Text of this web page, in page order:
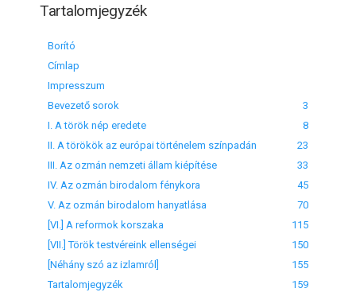
Tartalomjegyzék
Borító
Címlap
Impresszum
Bevezető sorok
3
I. A török nép eredete
8
II. A törökök az európai történelem színpadán
23
III. Az ozmán nemzeti állam kiépítése
33
IV. Az ozmán birodalom fénykora
45
V. Az ozmán birodalom hanyatlása
70
[VI.] A reformok korszaka
115
[VII.] Török testvéreink ellenségei
150
[Néhány szó az izlamról]
155
Tartalomjegyzék
159